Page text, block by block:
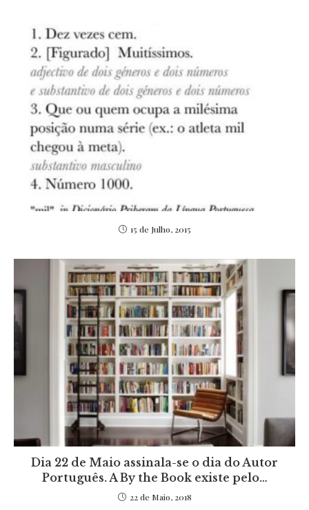
15 de Julho, 2015
Dia 22 de Maio assinala-se o dia do Autor
Português. A By the Book existe pelo…
22 de Maio, 2018